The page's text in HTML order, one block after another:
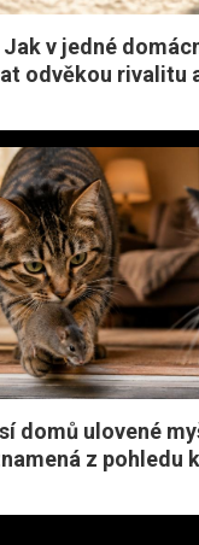
Jak v jedné
odvěkou rivalitu
domů ulovené
z pohledu